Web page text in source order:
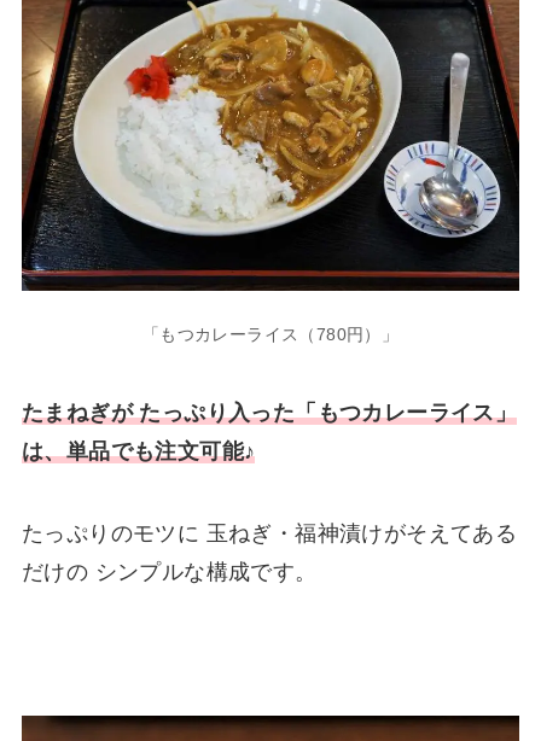
「もつカレーライス（780円）」
たまねぎが たっぷり入った「もつカレーライス」
は、単品でも注文可能♪
たっぷりのモツに 玉ねぎ・福神漬けがそえてある
だけの シンプルな構成です。